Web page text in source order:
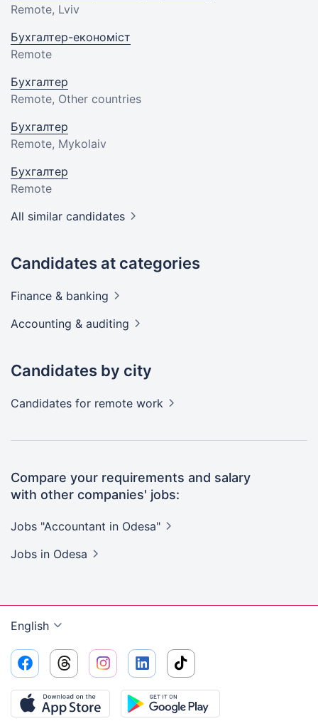
Remote, Lviv
Бухгалтер-економіст
Remote
Бухгалтер
Remote, Other countries
Бухгалтер
Remote, Mykolaiv
Бухгалтер
Remote
All similar candidates
Candidates at categories
Finance & banking
Accounting & auditing
Candidates by city
Candidates for remote work
Compare your requirements and salary
with other companies' jobs:
Jobs "Accountant in Odesa"
Jobs in Odesa
English